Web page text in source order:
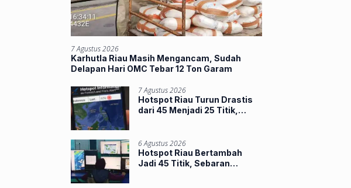
7 Agustus 2026
Karhutla Riau Masih Mengancam, Sudah
Delapan Hari OMC Tebar 12 Ton Garam
7 Agustus 2026
Hotspot Riau Turun Drastis
dari 45 Menjadi 25 Titik,
6 Agustus 2026
Hotspot Riau Bertambah
Jadi 45 Titik, Sebaran